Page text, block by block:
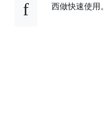
西做快速使用。